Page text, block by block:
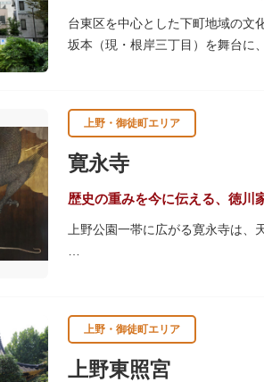
台東区を中心とした下町地域の文
坂本（現・根岸三丁目）を舞台に
め、下町地域の歴史や出来事を
上野・御徒町エリア
寛永寺
歴史の重みを今に伝える、徳川
上野公園一帯に広がる寛永寺は
軍霊廟勅額門など重要文化財も多
清水観音堂の舞台前に復元され
辯天堂を見下ろす風流な景観は、
上野・御徒町エリア
上野東照宮